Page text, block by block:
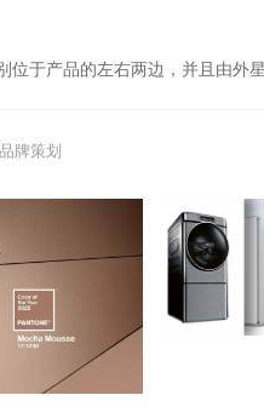
于产品的左右两边，并且由外
品牌策划
巳巳如